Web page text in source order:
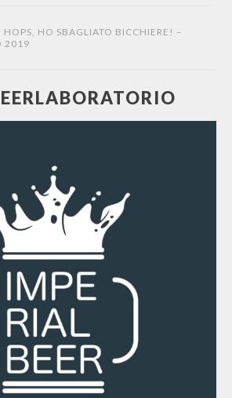
HOPS, HO SBAGLIATO BICCHIERE! –
2019